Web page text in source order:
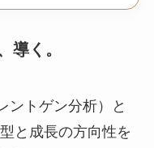
導く。
ントゲン分析）と
と成長の方向性を